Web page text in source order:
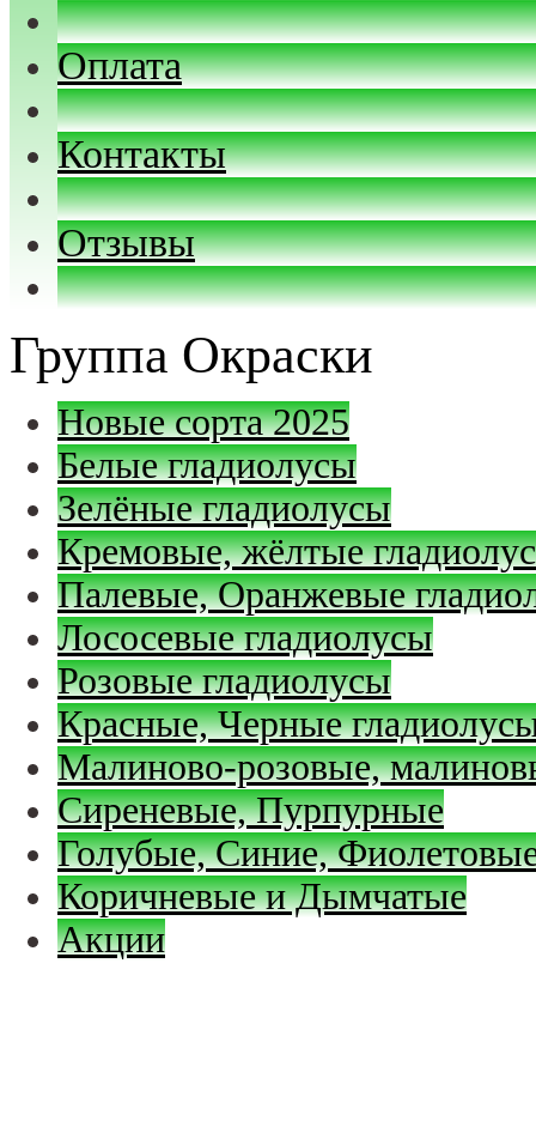
Оплата
Контакты
Отзывы
Группа Окраски
Новые сорта 2025
Белые гладиолусы
Зелёные гладиолусы
Кремовые, жёлтые
Палевые, Оранжевые
Лососевые гладиолусы
Розовые гладиолусы
Красные, Черные
Малиново-розовые,
Сиреневые, Пурпурные
Голубые, Синие,
Коричневые и Дымчатые
Акции